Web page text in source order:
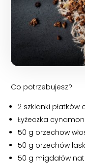
Co potrzebujesz?
2 szklanki płatków
Łyżeczka
50 g orzechow
50 g orzechów
50 g migdałów